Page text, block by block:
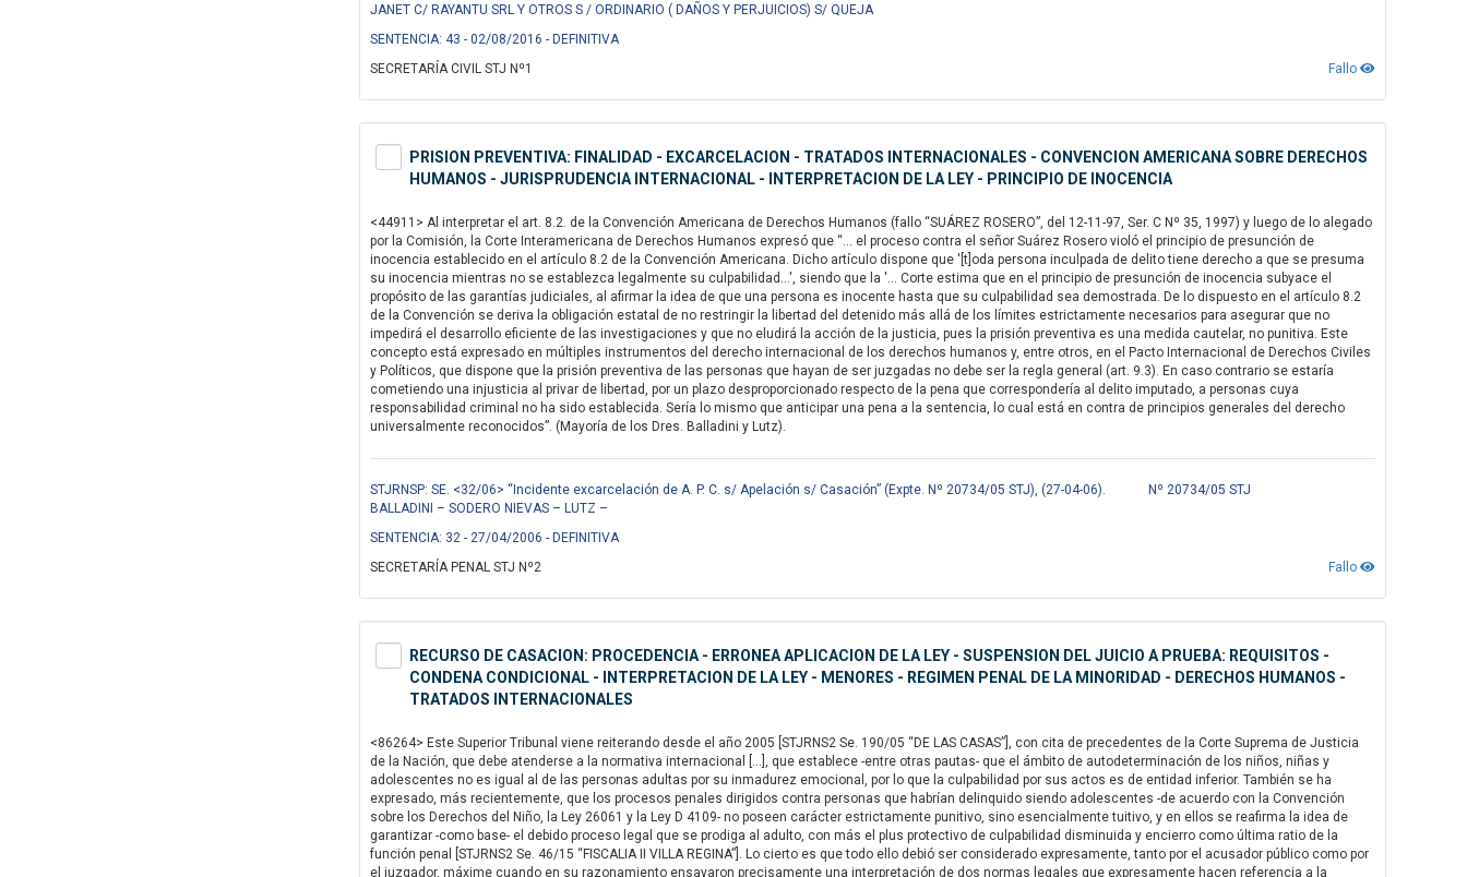
JANET C/ RAYANTU SRL Y OTROS S / ORDINARIO ( DAÑOS Y PERJUICIOS) S/ QUEJA
SENTENCIA: 43 - 02/08/2016 - DEFINITIVA
Fallo
SECRETARÍA CIVIL STJ Nº1
PRISION PREVENTIVA: FINALIDAD - EXCARCELACION - TRATADOS INTERNACIONALES - CONVENCION AMERICANA SOBRE DERECHOS
HUMANOS - JURISPRUDENCIA INTERNACIONAL - INTERPRETACION DE LA LEY - PRINCIPIO DE INOCENCIA
<44911> Al interpretar el art. 8.2. de la Convención Americana de Derechos Humanos (fallo “SUÁREZ ROSERO”, del 12-11-97, Ser. C Nº 35, 1997) y luego de lo alegado
por la Comisión, la Corte Interamericana de Derechos Humanos expresó que “... el proceso contra el señor Suárez Rosero violó el principio de presunción de
inocencia establecido en el artículo 8.2 de la Convención Americana. Dicho artículo dispone que '[t]oda persona inculpada de delito tiene derecho a que se presuma
su inocencia mientras no se establezca legalmente su culpabilidad...', siendo que la '... Corte estima que en el principio de presunción de inocencia subyace el
propósito de las garantías judiciales, al afirmar la idea de que una persona es inocente hasta que su culpabilidad sea demostrada. De lo dispuesto en el artículo 8.2
de la Convención se deriva la obligación estatal de no restringir la libertad del detenido más allá de los límites estrictamente necesarios para asegurar que no
impedirá el desarrollo eficiente de las investigaciones y que no eludirá la acción de la justicia, pues la prisión preventiva es una medida cautelar, no punitiva. Este
concepto está expresado en múltiples instrumentos del derecho internacional de los derechos humanos y, entre otros, en el Pacto Internacional de Derechos Civiles
y Políticos, que dispone que la prisión preventiva de las personas que hayan de ser juzgadas no debe ser la regla general (art. 9.3). En caso contrario se estaría
cometiendo una injusticia al privar de libertad, por un plazo desproporcionado respecto de la pena que correspondería al delito imputado, a personas cuya
responsabilidad criminal no ha sido establecida. Sería lo mismo que anticipar una pena a la sentencia, lo cual está en contra de principios generales del derecho
universalmente reconocidos”. (Mayoría de los Dres. Balladini y Lutz).
STJRNSP: SE. <32/06> “Incidente excarcelación de A. P. C. s/ Apelación s/ Casación” (Expte. Nº 20734/05 STJ), (27-04-06).
BALLADINI – SODERO NIEVAS – LUTZ –
Nº 20734/05 STJ
SENTENCIA: 32 - 27/04/2006 - DEFINITIVA
Fallo
SECRETARÍA PENAL STJ Nº2
RECURSO DE CASACION: PROCEDENCIA - ERRONEA APLICACION DE LA LEY - SUSPENSION DEL JUICIO A PRUEBA: REQUISITOS -
CONDENA CONDICIONAL - INTERPRETACION DE LA LEY - MENORES - REGIMEN PENAL DE LA MINORIDAD - DERECHOS HUMANOS -
TRATADOS INTERNACIONALES
<86264> Este Superior Tribunal viene reiterando desde el año 2005 [STJRNS2 Se. 190/05 “DE LAS CASAS”], con cita de precedentes de la Corte Suprema de Justicia
de la Nación, que debe atenderse a la normativa internacional […], que establece -entre otras pautas- que el ámbito de autodeterminación de los niños, niñas y
adolescentes no es igual al de las personas adultas por su inmadurez emocional, por lo que la culpabilidad por sus actos es de entidad inferior. También se ha
expresado, más recientemente, que los procesos penales dirigidos contra personas que habrían delinquido siendo adolescentes -de acuerdo con la Convención
sobre los Derechos del Niño, la Ley 26061 y la Ley D 4109- no poseen carácter estrictamente punitivo, sino esencialmente tuitivo, y en ellos se reafirma la idea de
garantizar -como base- el debido proceso legal que se prodiga al adulto, con más el plus protectivo de culpabilidad disminuida y encierro como última ratio de la
función penal [STJRNS2 Se. 46/15 “FISCALIA II VILLA REGINA”]. Lo cierto es que todo ello debió ser considerado expresamente, tanto por el acusador público como por
el juzgador, máxime cuando en su razonamiento ensayaron precisamente una interpretación de dos normas legales que expresamente hacen referencia a la